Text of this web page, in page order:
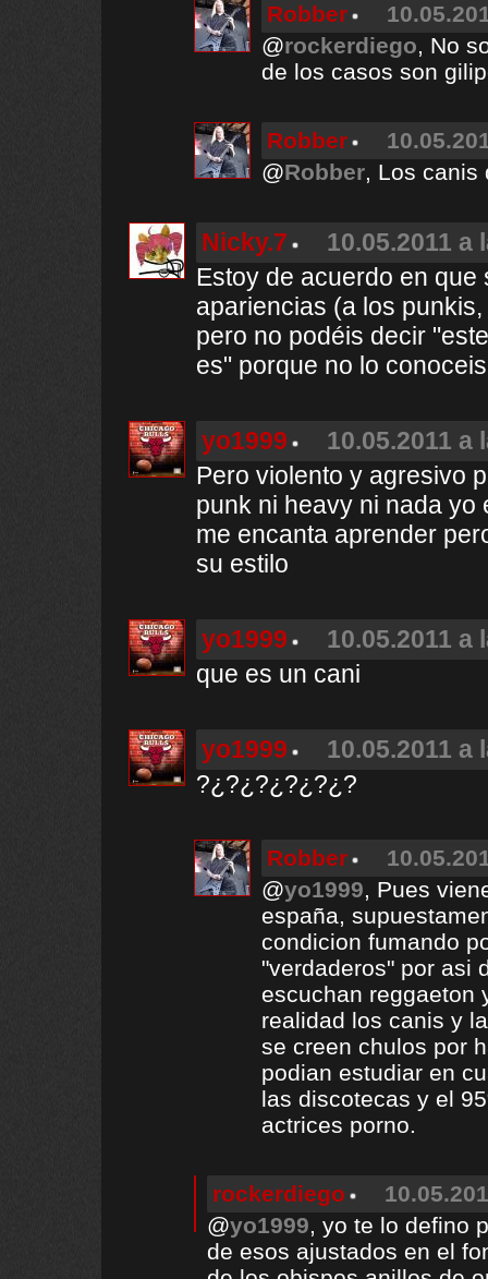
Robber
@rockerdiego, No
de los casos son
Robber
@Robber, Los canis
Nicky.7
10.05.2011 a
Estoy de acuerdo en
apariencias (a los
pero no podéis decir
es" porque no lo
yo1999
10.05.2011 a
Pero violento y agresivo
punk ni heavy ni nada yo
me encanta aprender
su estilo
yo1999
10.05.2011 a
que es un cani
yo1999
10.05.2011 a
?¿?¿?¿?¿?¿?
Robber
@yo1999, Pues
españa,
condicion fumando
"verdaderos" por asi
escuchan reggaeton
realidad los canis y
se creen chulos por
podian estudiar en
las discotecas y el
actrices porno.
rockerdiego
@yo1999, yo te lo defino
de esos ajustados en el